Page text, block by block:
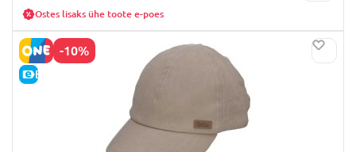
Ostes lisaks ühe toote e-poes
-10%
E-HIND